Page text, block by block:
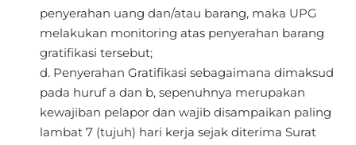
penyerahan uang dan/atau barang, maka UPG
melakukan monitoring atas penyerahan barang
gratifikasi tersebut;
Penyerahan Gratifikasi sebagaimana dimaksud
pada huruf a dan b, sepenuhnya merupakan
kewajiban pelapor dan wajib disampaikan paling
lambat 7 (tujuh) hari kerja sejak diterima Surat